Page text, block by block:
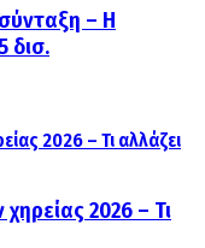
– Η
δισ.
2026 – Τι